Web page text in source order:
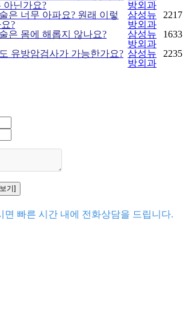
아닌가요?
방외과
은 너무 아파요? 원래 이렇
?
삼성뉴
방외과
2217
은 몸에 해롭지 않나요?
삼성뉴
방외과
1633
유방암검사가 가능한가요? 삼성뉴
방외과
2235
기]
면 빠른 시간 내에 전화상담을 드립니다.